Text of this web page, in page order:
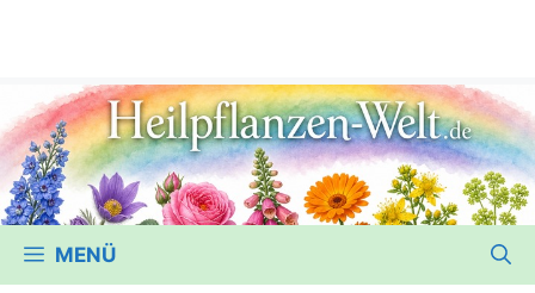
MENÜ